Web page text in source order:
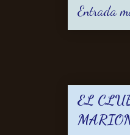
Entrada
EL